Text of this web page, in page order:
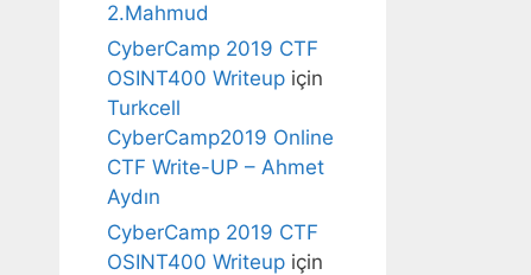
2.Mahmud
CyberCamp 2019 CTF
OSINT400 Writeup için
Turkcell
CyberCamp2019 Online
CTF Write-UP – Ahmet
Aydın
CyberCamp 2019 CTF
OSINT400 Writeup için